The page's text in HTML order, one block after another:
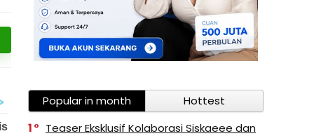
Popular in month
Hottest
1
Teaser Eksklusif Kolaborasi Siskaeee dan